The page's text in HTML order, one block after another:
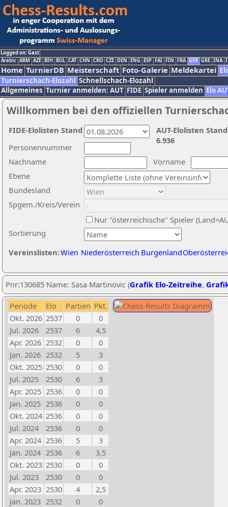
Logged on: Gast
Arabic ARM AZE BIH BUL CAT CHN CRO CZE DEN ENG ESP FAI FIN FRA GER GRE INA
Home TurnierDB Meisterschaft Foto-Galerie Meldekartei
Turnierschach-Elozahl Schnellschach-Elozahl
Allgemeines Turnier anmelden: AUT FIDE Spieler anmelden Elo
Willkommen bei den offiziellen
Nachname
Vorname
Ebene
Sortierung
Personennummer
Bundesland
Spgem./Kreis/Verein
Nur "österreichische" Spieler
Vereinslisten:Wien Niederösterreich Burgenland
AUT-Elolisten
6.936
FIDE-Elolisten Stand
Pnr:130685 Name: Sasa Martinovic (Grafik Elo-Zeitreihe,
Periode Elo Partien Pkt.
Okt. 2026 2537 0
0
Jul. 2026
2537 6
4,5
Apr. 2026 2532 0
0
Jan. 2026 2532 5
3
Okt. 2025 2530 0
0
Jul. 2025
2530 6
3
Apr. 2025 2536 0
0
Jan. 2025 2536 0
0
Okt. 2024 2536 0
0
Jul. 2024
2536 0
0
Apr. 2024 2536 5
3
Jan. 2024 2536 6
3,5
Okt. 2023 2530 0
0
Jul. 2023
2530 0
0
Apr. 2023 2530 4
2,5
Jan. 2023 2532 0
0